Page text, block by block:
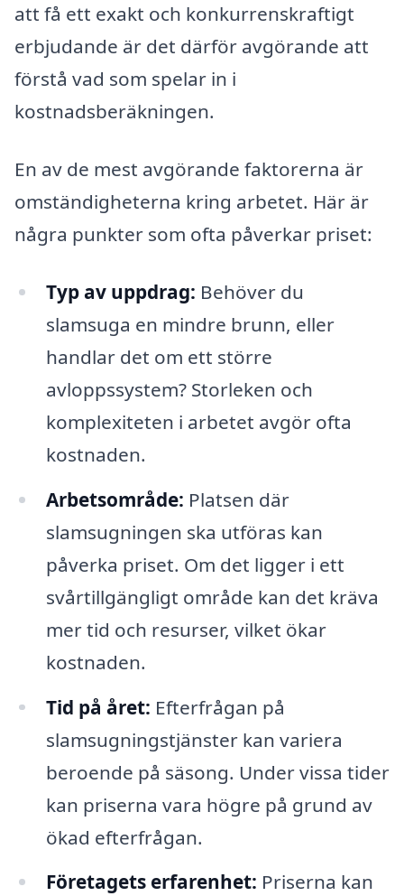
att få ett exakt och konkurrenskraftigt
erbjudande är det därför avgörande att
förstå vad som spelar in i
kostnadsberäkningen.
En av de mest avgörande faktorerna är
omständigheterna kring arbetet. Här är
några punkter som ofta påverkar priset:
Typ av uppdrag: Behöver du
slamsuga en mindre brunn, eller
handlar det om ett större
avloppssystem? Storleken och
komplexiteten i arbetet avgör ofta
kostnaden.
Arbetsområde: Platsen där
slamsugningen ska utföras kan
påverka priset. Om det ligger i ett
svårtillgängligt område kan det kräva
mer tid och resurser, vilket ökar
kostnaden.
Tid på året: Efterfrågan på
slamsugningstjänster kan variera
beroende på säsong. Under vissa tider
kan priserna vara högre på grund av
ökad efterfrågan.
Företagets erfarenhet: Priserna kan